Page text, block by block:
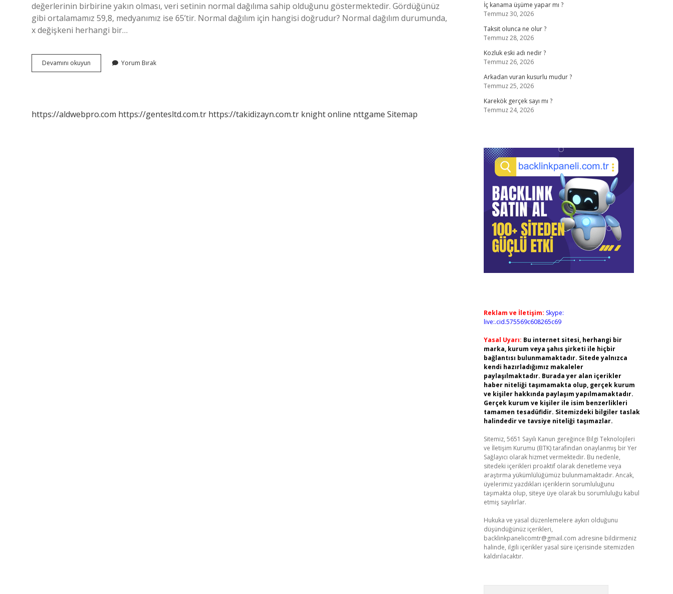
değerlerinin birbirine yakın olması, veri setinin normal dağılıma sahip olduğunu göstermektedir. Gördüğünüz
gibi ortalamamız 59,8, medyanımız ise 65’tir. Normal dağılım için hangisi doğrudur? Normal dağılım durumunda,
x değişkeni herhangi bir…
Devamını okuyun
Dağılım
Yorum Bırak
https://aldwebpro.com https://gentesltd.com.tr https://takidizayn.com.tr knight online nttgame Sitemap
İç kanama üşüme yapar mı ?
Temmuz 30, 2026
Taksit olunca ne olur ?
Temmuz 28, 2026
Kozluk eski adı nedir ?
Temmuz 26, 2026
Arkadan vuran kusurlu mudur ?
Temmuz 25, 2026
Karekök gerçek sayı mı ?
Temmuz 24, 2026
Reklam ve İletişim: Skype:
live:.cid.575569c608265c69
Yasal Uyarı: Bu internet sitesi, herhangi bir
marka, kurum veya şahıs şirketi ile hiçbir
bağlantısı bulunmamaktadır. Sitede yalnızca
kendi hazırladığımız makaleler
paylaşılmaktadır. Burada yer alan içerikler
haber niteliği taşımamakta olup, gerçek kurum
ve kişiler hakkında paylaşım yapılmamaktadır.
Gerçek kurum ve kişiler ile isim benzerlikleri
tamamen tesadüfidir. Sitemizdeki bilgiler taslak
halindedir ve tavsiye niteliği taşımazlar.
Sitemiz, 5651 Sayılı Kanun gereğince Bilgi Teknolojileri
ve İletişim Kurumu (BTK) tarafından onaylanmış bir Yer
Sağlayıcı olarak hizmet vermektedir. Bu nedenle,
sitedeki içerikleri proaktif olarak denetleme veya
araştırma yükümlülüğümüz bulunmamaktadır. Ancak,
üyelerimiz yazdıkları içeriklerin sorumluluğunu
taşımakta olup, siteye üye olarak bu sorumluluğu kabul
etmiş sayılırlar.
Hukuka ve yasal düzenlemelere aykırı olduğunu
düşündüğünüz içerikleri,
backlinkpanelicomtr@gmail.com adresine bildirmeniz
halinde, ilgili içerikler yasal süre içerisinde sitemizden
kaldırılacaktır.